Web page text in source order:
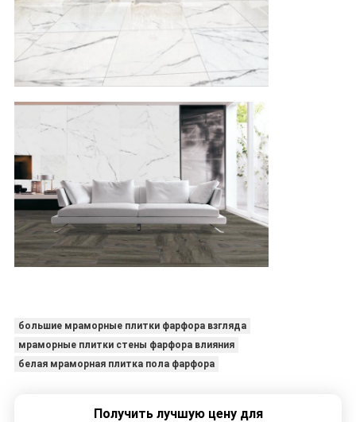
большие мраморные плитки фарфора взгляда
мраморные плитки стены фарфора влияния
белая мраморная плитка пола фарфора
Получить лучшую цену для